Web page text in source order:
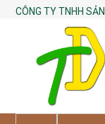
CÔNG TY TNHH